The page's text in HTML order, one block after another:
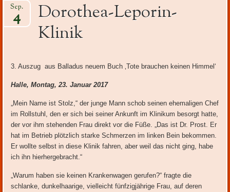
zum
Inhalt
Dorothea-Leporin-
Klinik
Sep.
4
3. Auszug aus Balladus neuem Buch ‚Tote brauchen keinen Himmel‘
Halle, Montag, 23. Januar 2017
„Mein Name ist Stolz,“ der junge Mann schob seinen ehemaligen Chef
im Rollstuhl, den er sich bei seiner Ankunft im Klinikum besorgt hatte,
der vor ihm stehenden Frau direkt vor die Füße. „Das ist Dr. Prost. Er
hat im Betrieb plötzlich starke Schmerzen im linken Bein bekommen.
Er wollte selbst in diese Klinik fahren, aber weil das nicht ging, habe
ich ihn hierhergebracht.“
„Warum haben sie keinen Krankenwagen gerufen?“ fragte die
schlanke, dunkelhaarige, vielleicht fünfzigjährige Frau, auf deren